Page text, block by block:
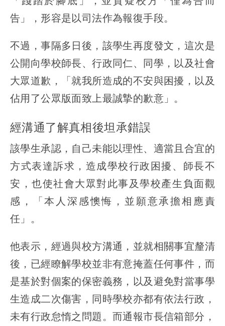
告」，形容是以司法作為報復手段。
不過，事隔多日後，該學生再度發文，這次是
公開向學校師長、行政同仁、同學，以及社會
大眾道歉，「就我所造成的不安與困擾，以及
佔用了公眾版面致上最誠摯的歉意」。
經溝通了解真相後坦承錯誤
該學生承認，自己未能以理性、適當且合宜的
方式表達訴求，造成學校行政困擾、師長不
安，也使社會大眾對此事及學校產生負面觀
感，「本人深感懊悔，並願意承擔相應責
任」。
他表示，經過與校方溝通，並就相關事宜釐清
後，已經瞭解學校並非有意掩蓋任何事件，而
是基於對個案的保密義務，以及避免對當事學
生造成二次傷害，同時學校亦都有依法行政，
未有行政怠惰之問題。而通報市長信箱部分，